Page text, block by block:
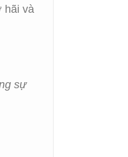
hãi và
sự